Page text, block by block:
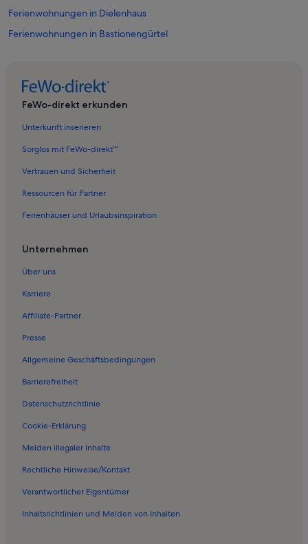
Ferienwohnungen in Dielenhaus
Ferienwohnungen in Bastionengürtel
Ferienwohnungen in Ozeaneum
Ferienwohnungen in Deutsches Meeresmuseum
Ferienwohnungen in Franken Mitte
Ferienwohnungen in Dänholm
Ferienwohnungen in Stralsund
Ferienwohnungen in Heilgeistkirche
Ferienwohnungen in Rathaus
Ferienwohnungen in Altstadt Stralsund
Ferienwohnungen in Franken Siedlung
Ferienwohnungen in Altefähr
Ferienwohnungen in Wulflamhaus
Ferienwohnungen in Hafen Stralsund
Ferienwohnungen in Landkreis Nordvorpommern
FeWo-direkt erkunden
Unterkunft inserieren
Sorglos mit FeWo-direkt™
Vertrauen und Sicherheit
Ressourcen für Partner
Ferienhäuser und Urlaubsinspiration
Unternehmen
Über uns
Karriere
Affiliate-Partner
Presse
Allgemeine Geschäftsbedingungen
Barrierefreiheit
Datenschutzrichtlinie
Cookie-Erklärung
Melden illegaler Inhalte
Rechtliche Hinweise/Kontakt
Verantwortlicher Eigentümer
Inhaltsrichtlinien und Melden von Inhalten